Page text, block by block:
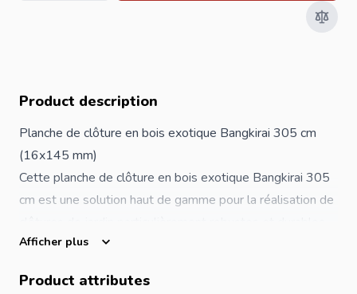
Product description
Planche de clôture en bois exotique Bangkirai 305 cm
(16x145 mm)
Cette planche de clôture en bois exotique Bangkirai 305
cm est une solution haut de gamme pour la réalisation de
Le Bangkirai est un bois tropical reconnu pour sa très
et aux champignons.
Afficher plus
Product attributes